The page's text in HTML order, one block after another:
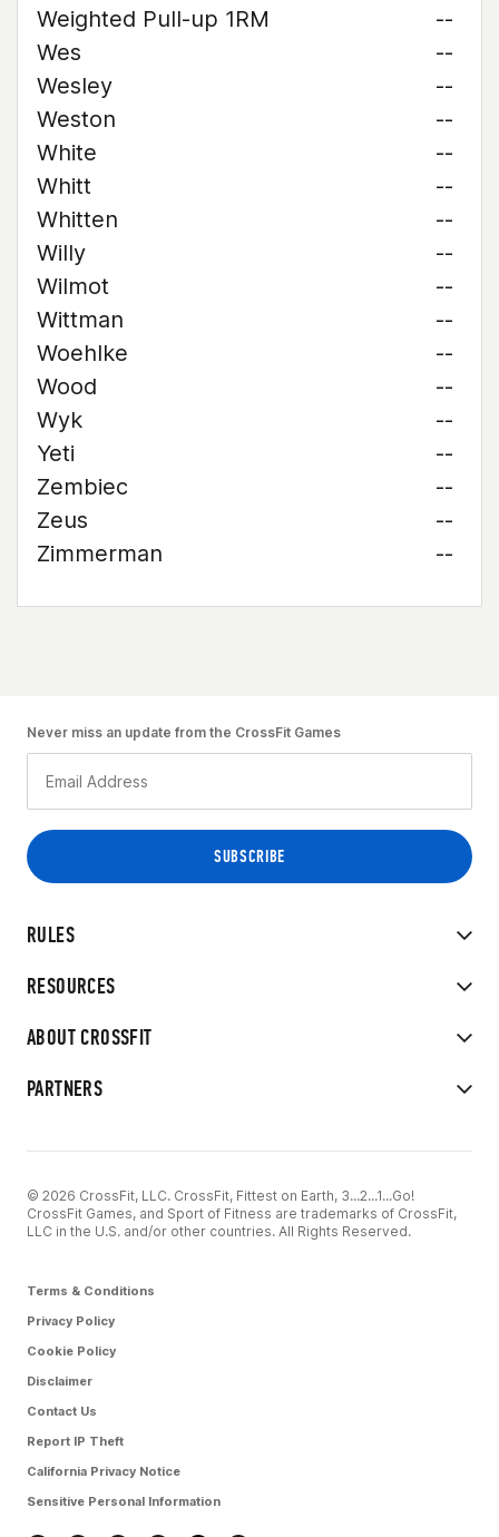
Weighted Pull-up 1RM
--
Wes
--
Wesley
--
Weston
--
White
--
Whitt
--
Whitten
--
Willy
--
Wilmot
--
Wittman
--
Woehlke
--
Wood
--
Wyk
--
Yeti
--
Zembiec
--
Zeus
--
Zimmerman
--
RULES
RESOURCES
ABOUT CROSSFIT
PARTNERS
Never miss an update from the CrossFit Games
© 2026 CrossFit, LLC. CrossFit, Fittest on Earth, 3...2...1...Go!
CrossFit Games, and Sport of Fitness are trademarks of CrossFit,
LLC in the U.S. and/or other countries. All Rights Reserved.
Terms & Conditions
Privacy Policy
Cookie Policy
Disclaimer
Contact Us
Report IP Theft
California Privacy Notice
Sensitive Personal Information